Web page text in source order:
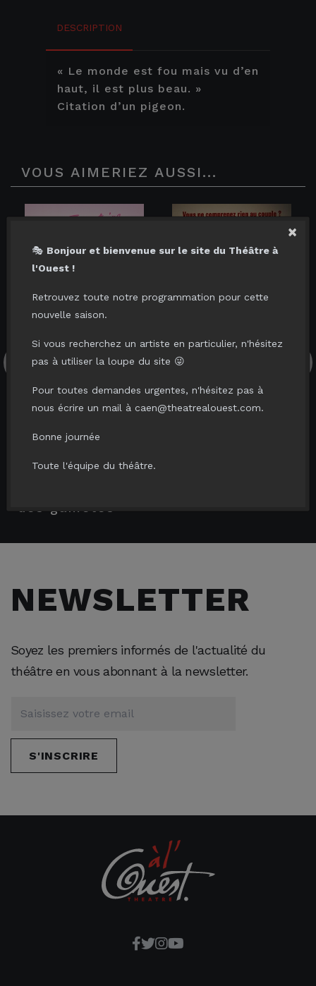
DESCRIPTION
« Le monde est fou mais vu d’en
haut, il est plus beau. »
Citation d’un pigeon.
VOUS AIMERIEZ AUSSI...
jeu. 03.09.26
CÉCILE
ven.
04.09.26
/
05.09.26
NEWSLETTER
Soyez les premiers informés de l'actualité du
théâtre en vous abonnant à la newsletter.
S'INSCRIRE
×
🎭 Bonjour et bienvenue sur le site du Théâtre à
l'Ouest !
Retrouvez toute notre programmation pour cette
nouvelle saison.
Si vous recherchez un artiste en particulier, n'hésitez
pas à utiliser la loupe du site 😜
Pour toutes demandes urgentes, n'hésitez pas à
nous écrire un mail à caen@theatrealouest.com.
Bonne journée
Toute l'équipe du théâtre.